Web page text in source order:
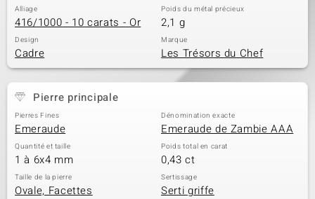
Alliage
416/1000 - 10 carats - Or
Poids du métal précieux
2,1 g
Design
Cadre
Marque
Les Trésors du Chef
Pierre principale
Pierres Fines
Emeraude
Dénomination exacte
Emeraude de Zambie AAA
Quantité et taille
1 à 6x4 mm
Poids total en carat
0,43 ct
Taille de la pierre
Ovale, Facettes
Sertissage
Serti griffe